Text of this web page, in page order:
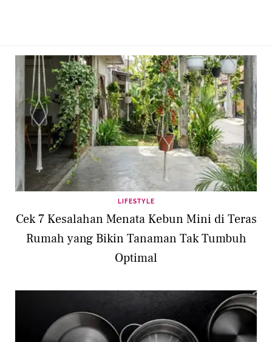
LIFESTYLE
Cek 7 Kesalahan Menata Kebun Mini di Teras
Rumah yang Bikin Tanaman Tak Tumbuh
Optimal